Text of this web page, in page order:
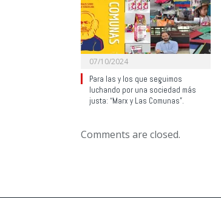
07/10/2024
Para las y los que seguimos
luchando por una sociedad más
justa: “Marx y Las Comunas”.
Comments are closed.